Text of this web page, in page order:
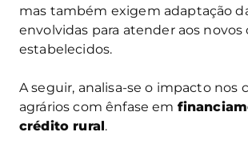
mas também exigem adaptação
envolvidas para atender aos novos
estabelecidos.
A seguir, analisa-se o impacto nos
agrários com ênfase em
crédito rural.